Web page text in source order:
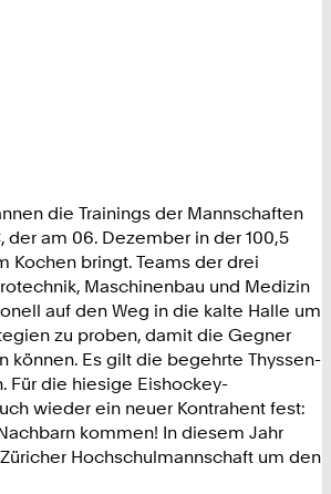
die Trainings der Mannschaften
der am 06. Dezember in der 100,5
Kochen bringt. Teams der drei
Maschinenbau und Medizin
auf den Weg in die kalte Halle um
zu proben, damit die Gegner
können. Es gilt die begehrte Thyssen-
Für die hiesige Eishockey-
wieder ein neuer Kontrahent fest:
kommen! In diesem Jahr
Hochschulmannschaft um den